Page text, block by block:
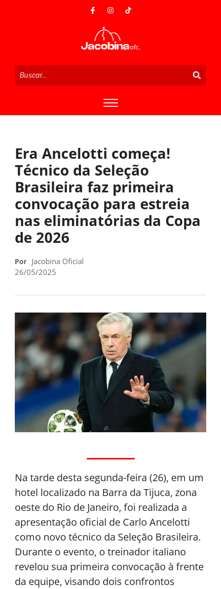
Era Ancelotti começa!
Técnico da Seleção
Brasileira faz primeira
convocação para estreia
nas eliminatórias da Copa
de 2026
Por Jacobina Oficial
26/05/2025
Na tarde desta segunda-feira (26), em um
hotel localizado na Barra da Tijuca, zona
oeste do Rio de Janeiro, foi realizada a
apresentação oficial de Carlo Ancelotti
como novo técnico da Seleção Brasileira.
Durante o evento, o treinador italiano
revelou sua primeira convocação à frente
da equipe, visando dois confrontos